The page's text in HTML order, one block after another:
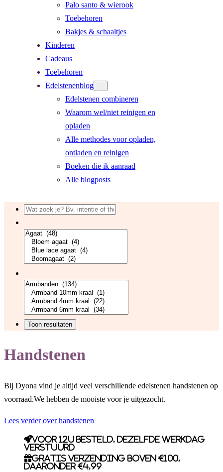
Palo santo & wierook
Toebehoren
Bakjes & schaaltjes
Kinderen
Cadeaus
Toebehoren
Edelstenenblog
Edelstenen combineren
Waarom wel/niet reinigen en
opladen
Alle methodes voor opladen,
ontladen en reinigen
Boeken die ik aanraad
Alle blogposts
Handstenen
Bij Dyona vind je altijd veel verschillende edelstenen handstenen op
voorraad.We hebben de mooiste voor je uitgezocht.
Lees verder over handstenen
Voor 12u besteld, dezelfde werkdag
verstuurd
Gratis verzending boven €100,
daaronder €4,99